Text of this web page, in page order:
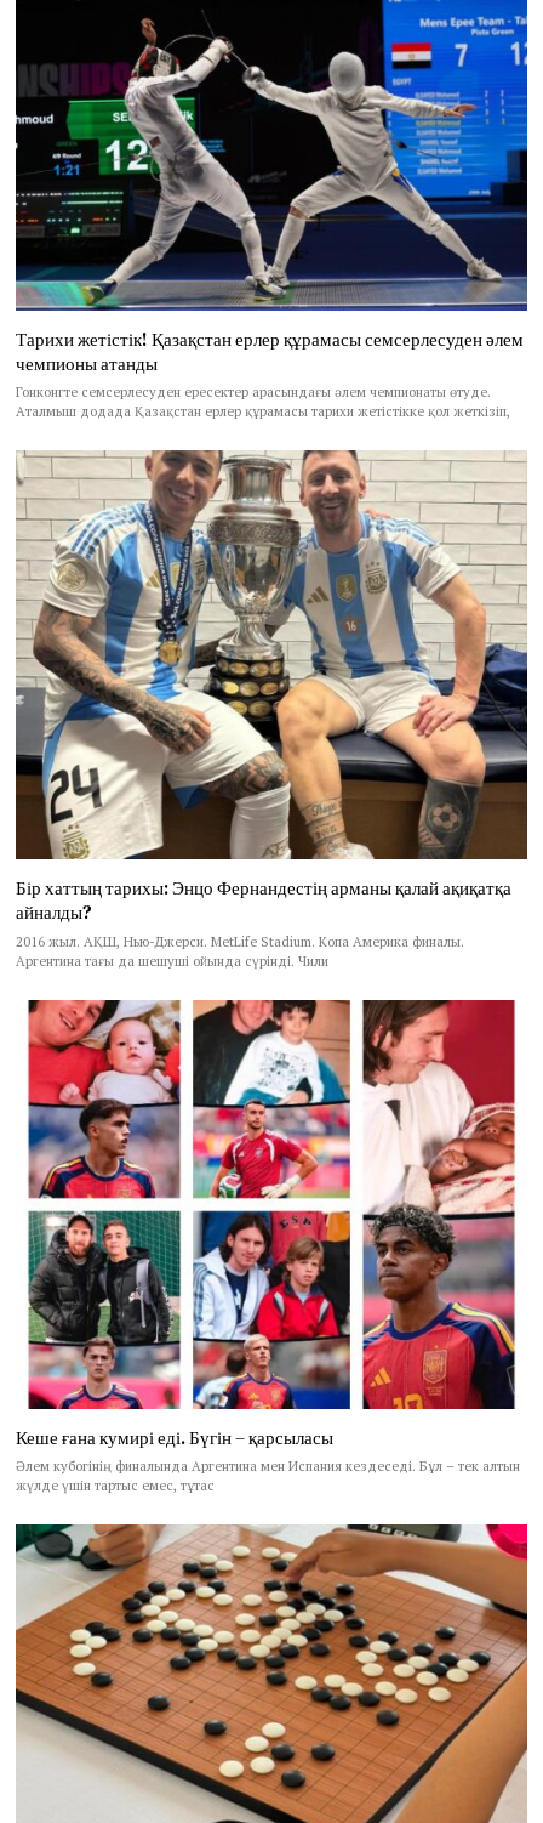
Тарихи жетістік! Қазақстан ерлер құрамасы семсерлесуден әлем
чемпионы атанды
Гонконгте семсерлесуден ересектер арасындағы әлем чемпионаты өтуде.
Аталмыш додада Қазақстан ерлер құрамасы тарихи жетістікке қол жеткізіп,
Бір хаттың тарихы: Энцо Фернандестің арманы қалай ақиқатқа
айналды?
2016 жыл. АҚШ, Нью-Джерси. MetLife Stadium. Копа Америка финалы.
Аргентина тағы да шешуші ойында сүрінді. Чили
Кеше ғана кумирі еді. Бүгін – қарсыласы
Әлем кубогінің финалында Аргентина мен Испания кездеседі. Бұл – тек алтын
жүлде үшін тартыс емес, тұтас